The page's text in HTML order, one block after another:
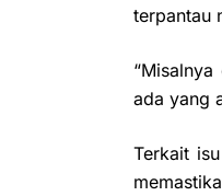
terpantau
ada yang
Terkait